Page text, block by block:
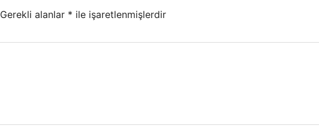
Gerekli alanlar * ile işaretlenmişlerdir